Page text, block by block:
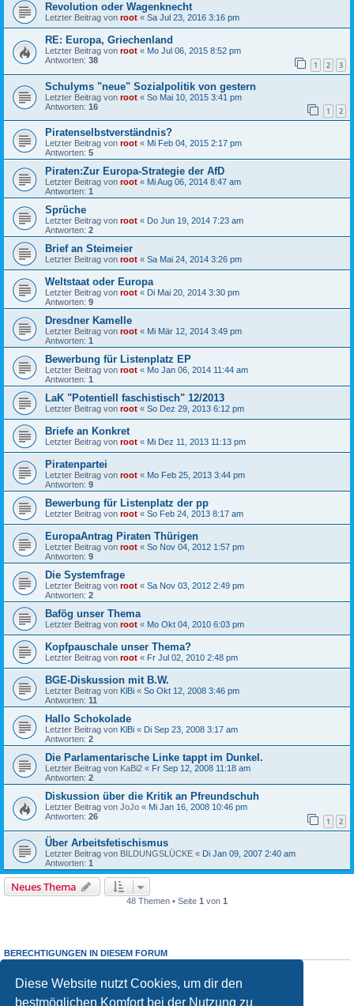
Diese Website nutzt Cookies, um dir den
bestmöglichen Komfort bei der Nutzung zu
Revolution oder Wagenknecht
Letzter Beitrag von root « Sa Jul 23, 2016 3:16 pm
RE: Europa, Griechenland
Letzter Beitrag von root « Mo Jul 06, 2015 8:52 pm
Antworten: 38 1 2 3
Schulyms "neue" Sozialpolitik von gestern
Letzter Beitrag von root « So Mai 10, 2015 3:41 pm
Antworten: 16 1 2
Piratenselbstverständnis?
Letzter Beitrag von root « Mi Feb 04, 2015 2:17 pm
Antworten: 5
Piraten:Zur Europa-Strategie der AfD
Letzter Beitrag von root « Mi Aug 06, 2014 8:47 am
Antworten: 1
Sprüche
Letzter Beitrag von root « Do Jun 19, 2014 7:23 am
Antworten: 2
Brief an Steimeier
Letzter Beitrag von root « Sa Mai 24, 2014 3:26 pm
Weltstaat oder Europa
Letzter Beitrag von root « Di Mai 20, 2014 3:30 pm
Antworten: 9
Dresdner Kamelle
Letzter Beitrag von root « Mi Mär 12, 2014 3:49 pm
Antworten: 1
Bewerbung für Listenplatz EP
Letzter Beitrag von root « Mo Jan 06, 2014 11:44 am
Antworten: 1
LaK "Potentiell faschistisch" 12/2013
Letzter Beitrag von root « So Dez 29, 2013 6:12 pm
Briefe an Konkret
Letzter Beitrag von root « Mi Dez 11, 2013 11:13 pm
Piratenpartei
Letzter Beitrag von root « Mo Feb 25, 2013 3:44 pm
Antworten: 9
Bewerbung für Listenplatz der pp
Letzter Beitrag von root « So Feb 24, 2013 8:17 am
EuropaAntrag Piraten Thürigen
Letzter Beitrag von root « So Nov 04, 2012 1:57 pm
Antworten: 9
Die Systemfrage
Letzter Beitrag von root « Sa Nov 03, 2012 2:49 pm
Antworten: 2
Bafög unser Thema
Letzter Beitrag von root « Mo Okt 04, 2010 6:03 pm
Kopfpauschale unser Thema?
Letzter Beitrag von root « Fr Jul 02, 2010 2:48 pm
BGE-Diskussion mit B.W.
Letzter Beitrag von KlBi « So Okt 12, 2008 3:46 pm
Antworten: 11
Hallo Schokolade
Letzter Beitrag von KlBi « Di Sep 23, 2008 3:17 am
Antworten: 2
Die Parlamentarische Linke tappt im Dunkel.
Letzter Beitrag von KaBi2 « Fr Sep 12, 2008 11:18 am
Antworten: 2
Diskussion über die Kritik an Pfreundschuh
Letzter Beitrag von JoJo « Mi Jan 16, 2008 10:46 pm
Antworten: 26 1 2
Über Arbeitsfetischismus
Letzter Beitrag von BILDUNGSLÜCKE « Di Jan 09, 2007 2:40 am
Antworten: 1
Neues Thema
48 Themen • Seite 1 von 1
BERECHTIGUNGEN IN DIESEM FORUM
Du darfst keineAntworten zu Themen in diesem Forum erstellen.
Du darfst deine Beiträge in diesem Forumnichtändern.
Du darfst deine Beiträge in diesem Forum nicht löschen.